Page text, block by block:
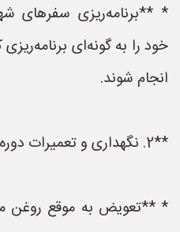
* **برنامه‌ریزی سفرهای
خود را به گونه‌ای
انجام شوند.
**2. نگهداری و تعمیرات دوره‌ای خودرو:**
* **تعویض به موقع روغن